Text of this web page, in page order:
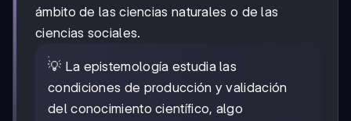
ámbito de las ciencias naturales o de las
ciencias sociales.
💡 La epistemología estudia las
condiciones de producción y validación
del conocimiento científico, algo